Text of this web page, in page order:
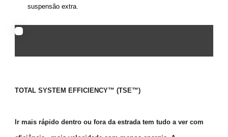
suspensão extra.
TOTAL SYSTEM EFFICIENCY™ (TSE™)
Ir mais rápido dentro ou fora da estrada tem tudo a ver com